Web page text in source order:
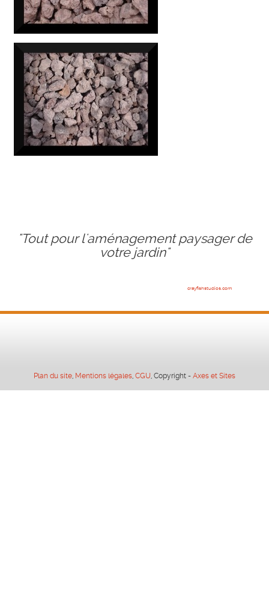
"Tout pour l'aménagement paysager de
votre jardin"
crayfishstudios.com
Plan du site, Mentions légales, CGU, Copyright - Axes et Sites